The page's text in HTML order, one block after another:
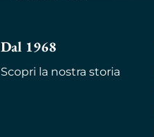
Dal 1968
Scopri la nostra storia